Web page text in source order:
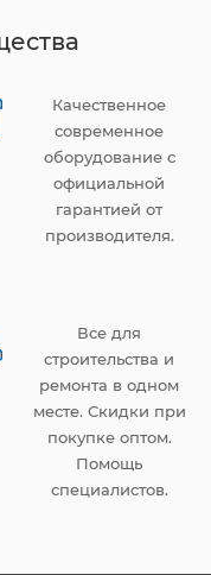
Качественное
современное
оборудование с
официальной
гарантией от
производителя.
Все для
строительства и
ремонта в одном
месте. Скидки при
покупке оптом.
Помощь
специалистов.